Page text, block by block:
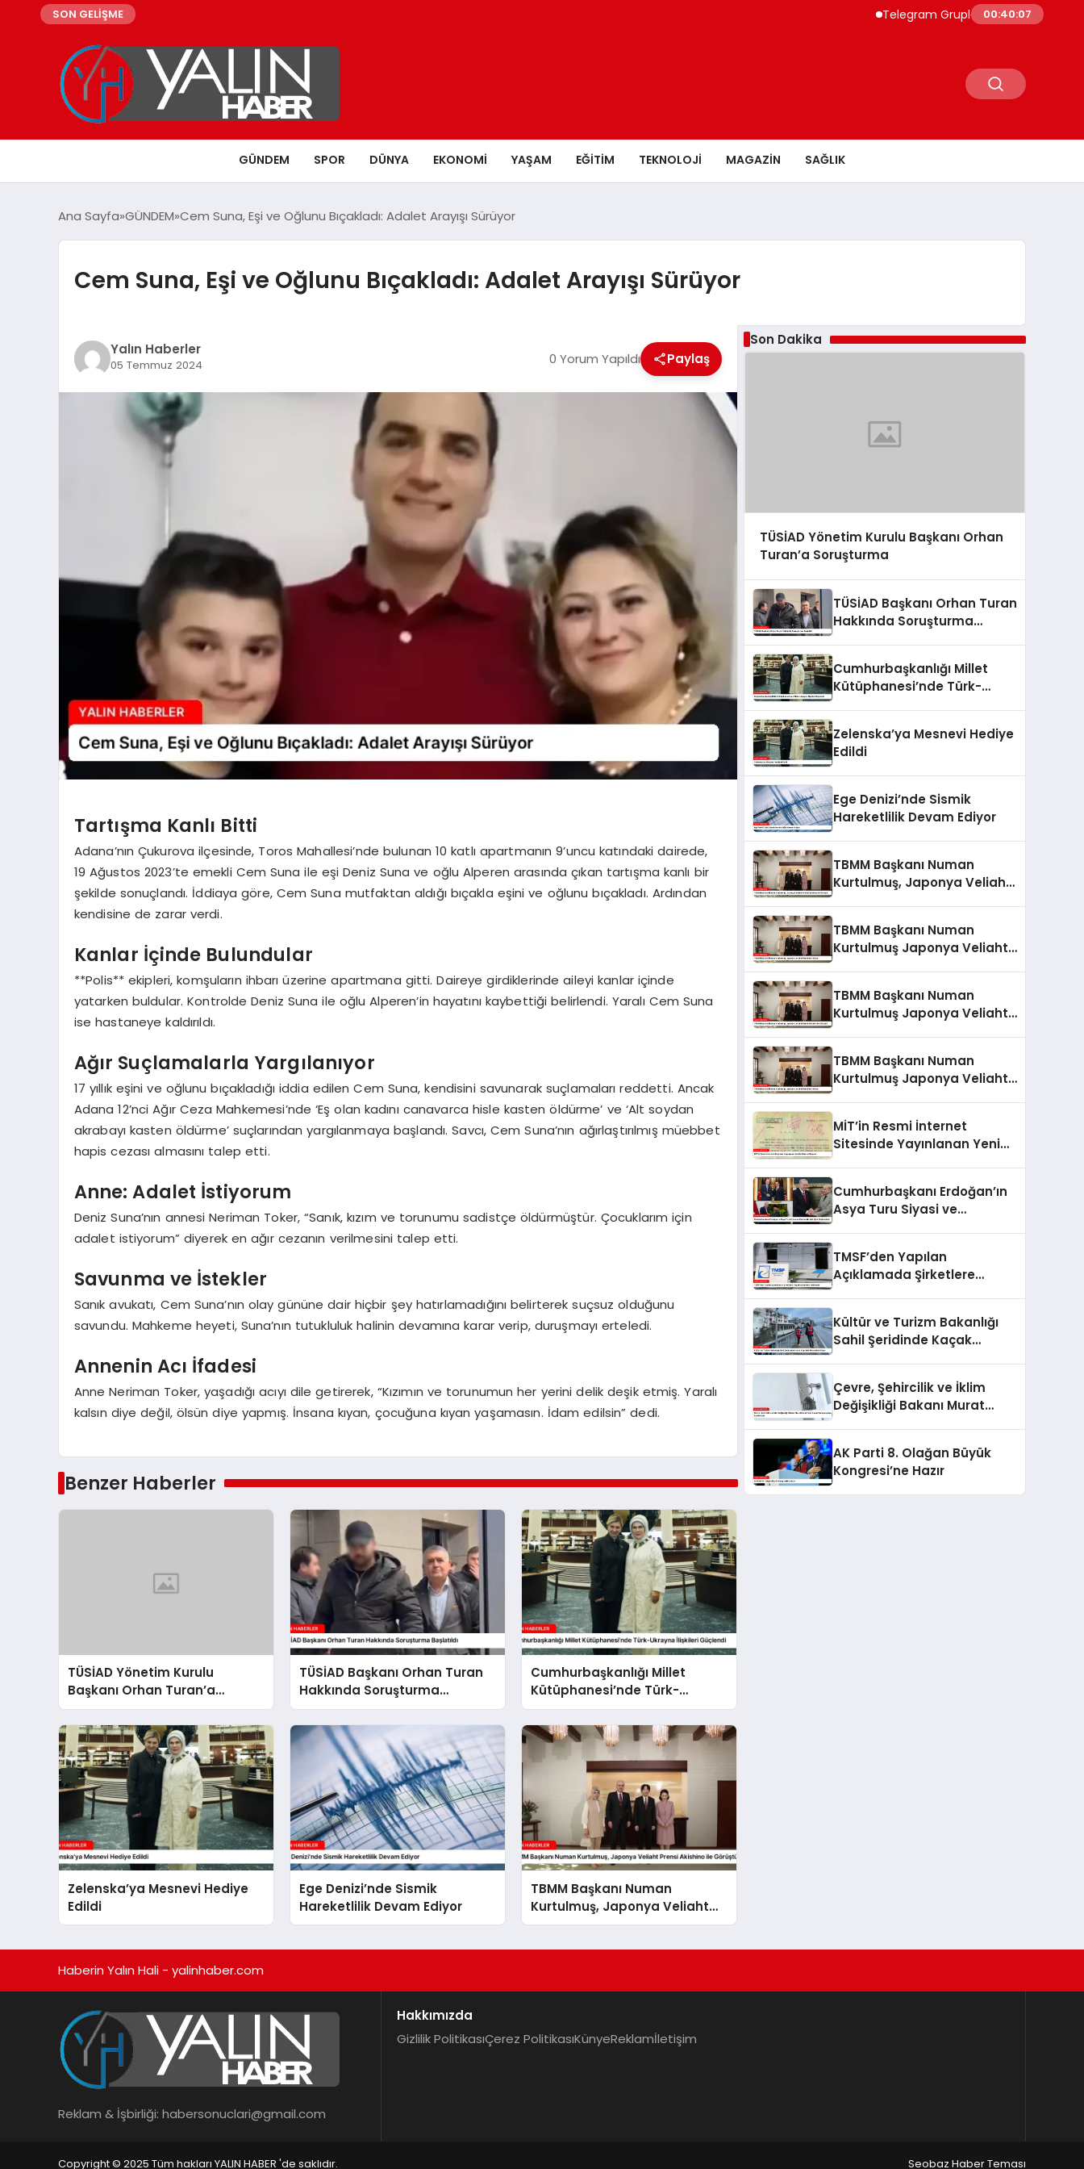
SON GELİŞME Telegram Grupları ile Doğru Topluluğa
00:40:08
GÜNDEM SPOR DÜNYA EKONOMİ YAŞAM EĞİTİM TEKNOLOJİ MAGAZİN SAĞLIK
Ana Sayfa GÜNDEM Cem Suna, Eşi ve Oğlunu Bıçakladı: Adalet Arayışı Sürüyor
Cem Suna, Eşi ve Oğlunu Bıçakladı: Adalet Arayışı Sürüyor
Yalın Haberler
05 Temmuz 2024 0 Yorum Yapıldı Paylaş
Tartışma Kanlı Bitti
Adana’nın Çukurova ilçesinde, Toros Mahallesi’nde bulunan 10 katlı apartmanın 9’uncu katındaki dairede,
19 Ağustos 2023’te emekli Cem Suna ile eşi Deniz Suna ve oğlu Alperen arasında çıkan tartışma kanlı bir
şekilde sonuçlandı. İddiaya göre, Cem Suna mutfaktan aldığı bıçakla eşini ve oğlunu bıçakladı. Ardından
kendisine de zarar verdi.
Kanlar İçinde Bulundular
**Polis** ekipleri, komşuların ihbarı üzerine apartmana gitti. Daireye girdiklerinde aileyi kanlar içinde
yatarken buldular. Kontrolde Deniz Suna ile oğlu Alperen’in hayatını kaybettiği belirlendi. Yaralı Cem Suna
ise hastaneye kaldırıldı.
Ağır Suçlamalarla Yargılanıyor
17 yıllık eşini ve oğlunu bıçakladığı iddia edilen Cem Suna, kendisini savunarak suçlamaları reddetti. Ancak
Adana 12’nci Ağır Ceza Mahkemesi’nde ‘Eş olan kadını canavarca hisle kasten öldürme’ ve ‘Alt soydan
akrabayı kasten öldürme’ suçlarından yargılanmaya başlandı. Savcı, Cem Suna’nın ağırlaştırılmış müebbet
hapis cezası almasını talep etti.
Anne: Adalet İstiyorum
Deniz Suna’nın annesi Neriman Toker, “Sanık, kızım ve torunumu sadistçe öldürmüştür. Çocuklarım için
adalet istiyorum” diyerek en ağır cezanın verilmesini talep etti.
Savunma ve İstekler
Sanık avukatı, Cem Suna’nın olay gününe dair hiçbir şey hatırlamadığını belirterek suçsuz olduğunu
savundu. Mahkeme heyeti, Suna’nın tutukluluk halinin devamına karar verip, duruşmayı erteledi.
Annenin Acı İfadesi
Anne Neriman Toker, yaşadığı acıyı dile getirerek, “Kızımın ve torunumun her yerini delik deşik etmiş. Yaralı
kalsın diye değil, ölsün diye yapmış. İnsana kıyan, çocuğuna kıyan yaşamasın. İdam edilsin” dedi.
Benzer Haberler
TÜSİAD Yönetim Kurulu
Başkanı Orhan Turan’a
Soruşturma
TÜSİAD Başkanı Orhan Turan
Hakkında Soruşturma
Başlatıldı
Cumhurbaşkanlığı Millet
Kütüphanesi’nde Türk-
Ukrayna İlişkileri Güçlendi
Zelenska’ya Mesnevi Hediye
Edildi
Ege Denizi’nde Sismik
Hareketlilik Devam Ediyor
TBMM Başkanı Numan
Kurtulmuş, Japonya Veliaht
Prensi Akishino ile Görüştü
Son Dakika
TÜSİAD Yönetim Kurulu Başkanı Orhan
Turan’a Soruşturma
TÜSİAD Başkanı Orhan Turan
Hakkında Soruşturma
Cumhurbaşkanlığı Millet
Kütüphanesi’nde Türk-
Zelenska’ya Mesnevi Hediye
Edildi
Ege Denizi’nde Sismik
Hareketlilik Devam Ediyor
TBMM Başkanı Numan
Kurtulmuş, Japonya Veliaht
TBMM Başkanı Numan
Kurtulmuş Japonya Veliaht
TBMM Başkanı Numan
Kurtulmuş Japonya Veliaht
TBMM Başkanı Numan
Kurtulmuş Japonya Veliaht
MİT’in Resmi İnternet
Sitesinde Yayınlanan Yeni
Cumhurbaşkanı Erdoğan’ın
Asya Turu Siyasi ve
TMSF’den Yapılan
Açıklamada Şirketlere
Kültür ve Turizm Bakanlığı
Sahil Şeridinde Kaçak
Çevre, Şehircilik ve İklim
Değişikliği Bakanı Murat
AK Parti 8. Olağan Büyük
Kongresi’ne Hazır
Haberin Yalın Hali - yalinhaber.com
Reklam & İşbirliği: habersonuclari@gmail.com
Hakkımızda
Gizlilik PolitikasıÇerez PolitikasıKünyeReklamİletişim
Copyright © 2025 Tüm hakları YALIN HABER 'de saklıdır. Seobaz Haber Teması